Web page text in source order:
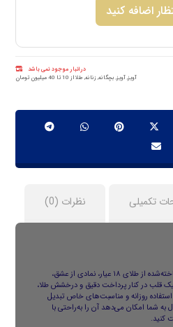
اضافه کنید
در انبار موجود نمی باشد
آویز,آویز, بچگانه,زنانه, طلا از 10 تا 40 میلیون تومان
تکمیلی نظرات (0)
آویز قلب ۰۰۲ با طراحی ظریف و ساخته‌شده از طلای ۱۸ عیار، نمادی از عشق،
قلب در کنار پرداخت دقیق و درخشش طلا،
استفاده روزانه و مناسبت‌های خاص تبدیل
شما امکان می‌دهد آن را به‌راحتی با
کنید.